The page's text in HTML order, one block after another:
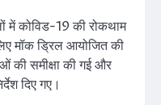
में कोविड-19 की रोकथाम
मॉक ड्रिल आयोजित की
की समीक्षा की गई और
दिए गए।